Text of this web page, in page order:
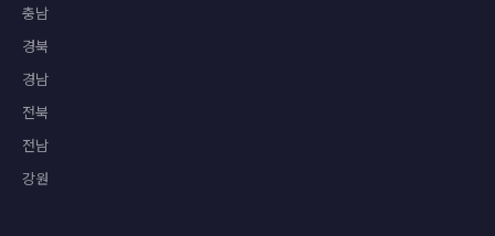
충남
경북
경남
전북
전남
강원